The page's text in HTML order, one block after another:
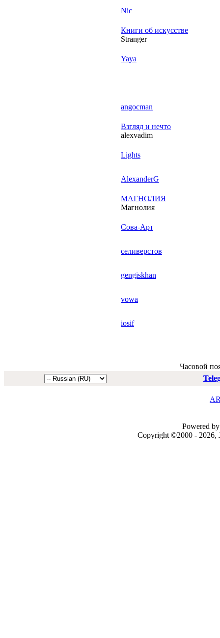
Nic
Книги об искусстве
Stranger
Yaya
angocman
Взгляд и нечто
alexvadim
Lights
AlexanderG
МАГНОЛИЯ
Магнолия
Сова-Арт
селиверстов
gengiskhan
vowa
iosif
Часовой
Powered
Copyright ©2000 - 2026,